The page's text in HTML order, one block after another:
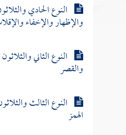
النوع الحادي
والإظهار والإخفاء
النوع الثاني
والقصر
النوع الثالث
الهمز